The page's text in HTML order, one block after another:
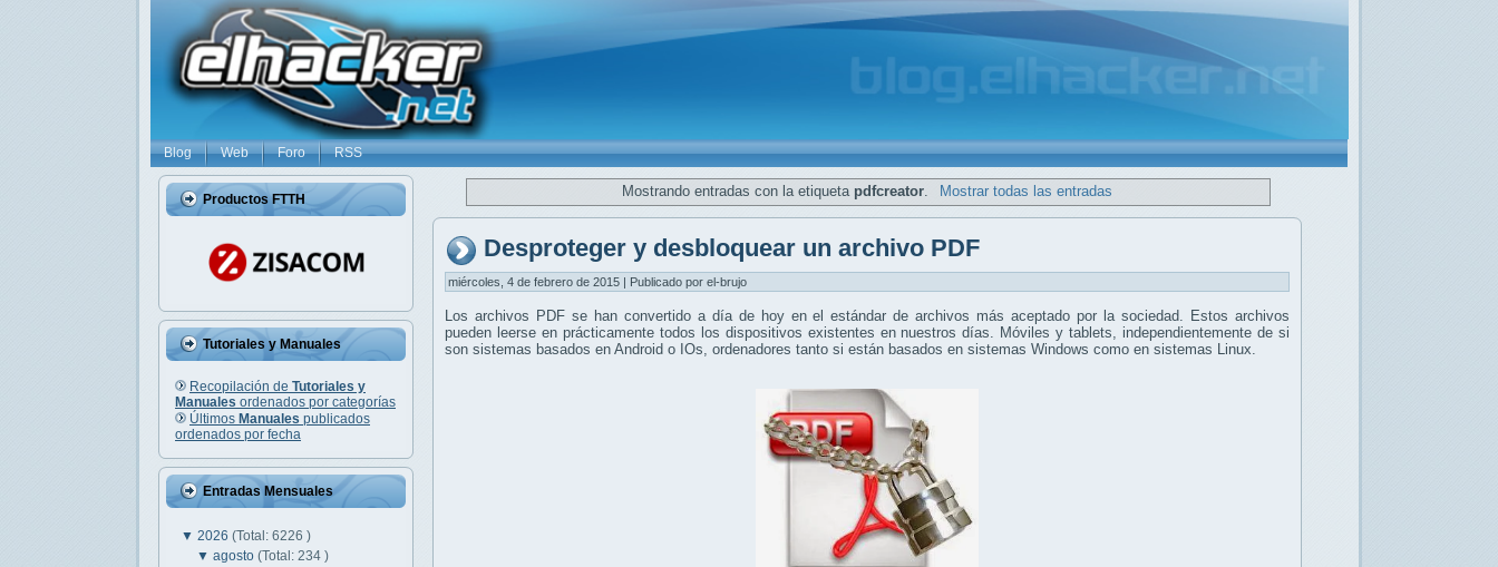
Blog Web Foro RSS
Productos FTTH
Tutoriales y Manuales
Recopilación de Tutoriales y
Manuales ordenados por categorías
Últimos Manuales publicados
ordenados por fecha
Entradas Mensuales
▼ 2026 (Total: 6226 )
▼agosto(Total: 234 )
Mostrando entradas con la etiqueta pdfcreator Mostrar todas las entradas
Desproteger y desbloquear un archivo PDF
miércoles, 4 de febrero de 2015 | Publicado por el-brujo
Los archivos PDF se han convertido a día de hoy en el estándar de archivos más aceptado por la sociedad. Estos archivos
pueden leerse en prácticamente todos los dispositivos existentes en nuestros días. Móviles y tablets, independientemente de si
son sistemas basados en Android o IOs, ordenadores tanto si están basados en sistemas Windows como en sistemas Linux.